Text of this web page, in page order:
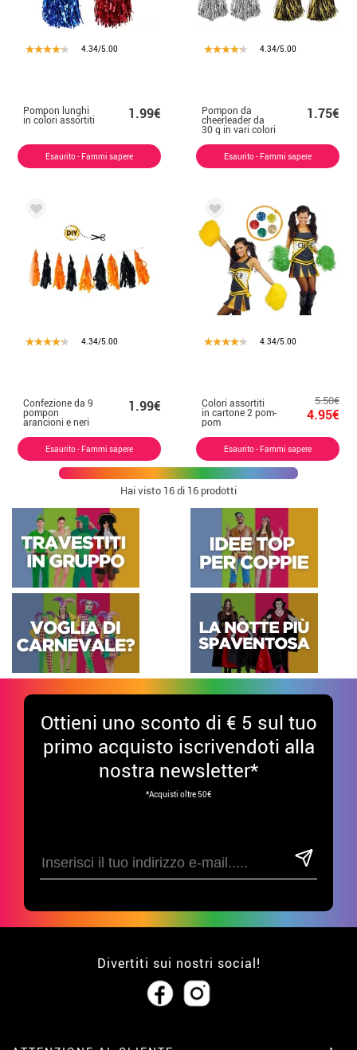
4.34/5.00
Pompon lunghi
in colori assortiti 1.99€
Esaurito - Fammi sapere
4.34/5.00
Pompon da
cheerleader da
30 g in vari colori
1.75€
Esaurito - Fammi sapere
4.34/5.00
Confezione da 9
pompon
arancioni e neri
1.99€
Esaurito - Fammi sapere
4.34/5.00
Colori assortiti
in cartone 2 pom-
pom
5.50€
4.95€
Esaurito - Fammi sapere
Hai visto 16di 16 prodotti
Ottieni uno sconto di € 5 sul tuo
primo acquisto iscrivendoti alla
nostra newsletter*
*Acquisti oltre 50€
Divertiti sui nostri social!